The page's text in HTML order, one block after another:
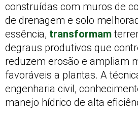
construídas com muros de
de drenagem e solo
essência, transformam
degraus produtivos que
reduzem erosão e ampliam
favoráveis a plantas. A
engenharia civil,
manejo hídrico de alta